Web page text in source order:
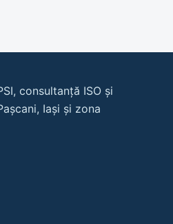
consultanță ISO și
Iași și zona